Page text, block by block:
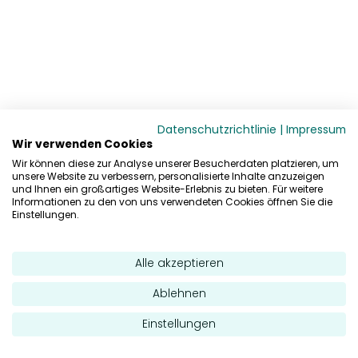
Datenschutzrichtlinie | Impressum
Wir verwenden Cookies
Wir können diese zur Analyse unserer Besucherdaten platzieren, um
unsere Website zu verbessern, personalisierte Inhalte anzuzeigen
und Ihnen ein großartiges Website-Erlebnis zu bieten. Für weitere
Informationen zu den von uns verwendeten Cookies öffnen Sie die
Einstellungen.
Alle akzeptieren
Ablehnen
Einstellungen